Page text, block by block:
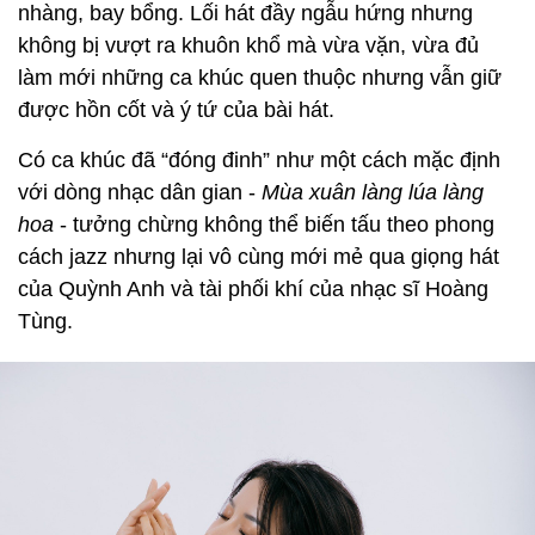
nhàng, bay bổng. Lối hát đầy ngẫu hứng nhưng
không bị vượt ra khuôn khổ mà vừa vặn, vừa đủ
làm mới những ca khúc quen thuộc nhưng vẫn giữ
được hồn cốt và ý tứ của bài hát.
Có ca khúc đã “đóng đinh” như một cách mặc định
với dòng nhạc dân gian - Mùa xuân làng lúa làng
hoa - tưởng chừng không thể biến tấu theo phong
cách jazz nhưng lại vô cùng mới mẻ qua giọng hát
của Quỳnh Anh và tài phối khí của nhạc sĩ Hoàng
Tùng.